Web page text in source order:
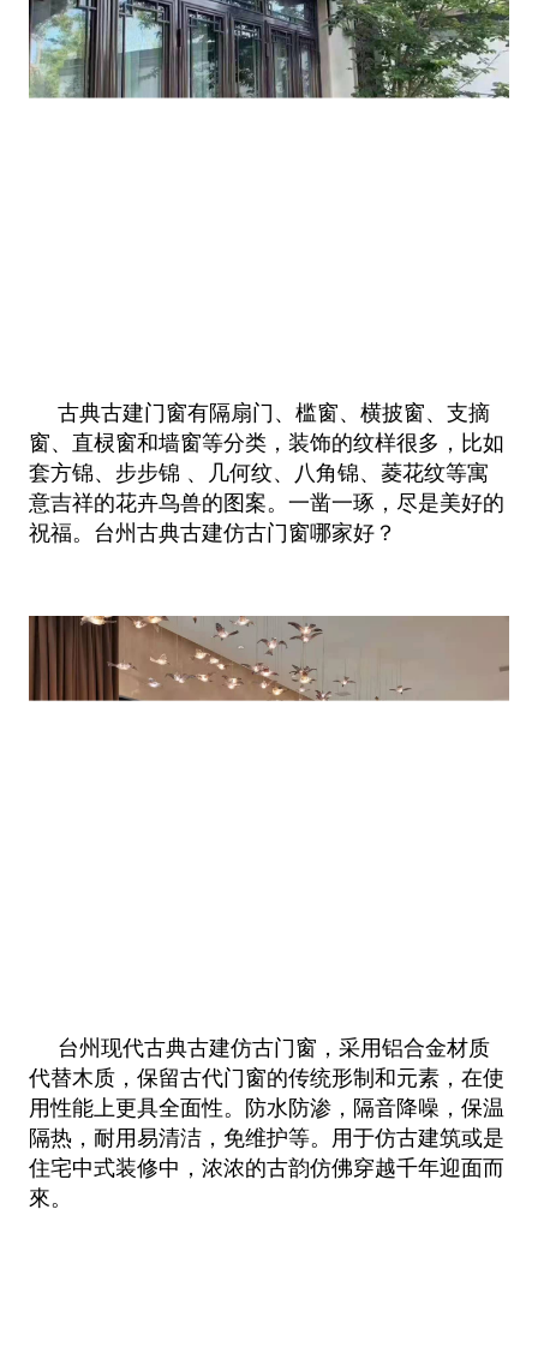
古典古建门窗有隔扇门、槛窗、横披窗、支摘
窗、直棂窗和墙窗等分类，装饰的纹样很多，比如
套方锦、步步锦 、几何纹、八角锦、 菱花纹等寓
意吉祥的花卉鸟兽的图案。一凿一琢，尽是美好的
祝福。台州古典古建仿古门窗哪家好？
台州现代古典古建仿古门窗，采用铝合金材质
代替木质，保留古代门窗的传统形制和元素，在使
用性能上更具全面性。防水防渗，隔音降噪，保温
隔热，耐用易清洁，免维护等。用于仿古建筑或是
住宅中式装修中，浓浓的古韵仿佛穿越千年迎面而
來。